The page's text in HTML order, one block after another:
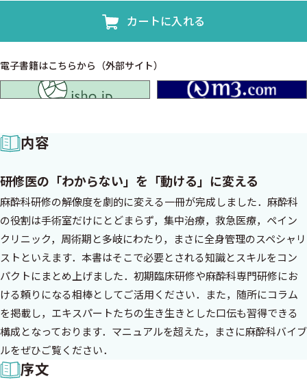
カートに入れる
電子書籍はこちらから（外部サイト）
内容
研修医の「わからない」を「動ける」に変える
麻酔科研修の解像度を劇的に変える一冊が完成しました．麻酔科
の役割は手術室だけにとどまらず，集中治療，救急医療，ペイン
クリニック，周術期と多岐にわたり，まさに全身管理のスペシャリ
ストといえます．本書はそこで必要とされる知識とスキルをコン
パクトにまとめ上げました．初期臨床研修や麻酔科専門研修にお
ける頼りになる相棒としてご活用ください．また，随所にコラム
を掲載し，エキスパートたちの生き生きとした口伝も習得できる
構成となっております．マニュアルを超えた，まさに麻酔科バイブ
ルをぜひご覧ください．
序文